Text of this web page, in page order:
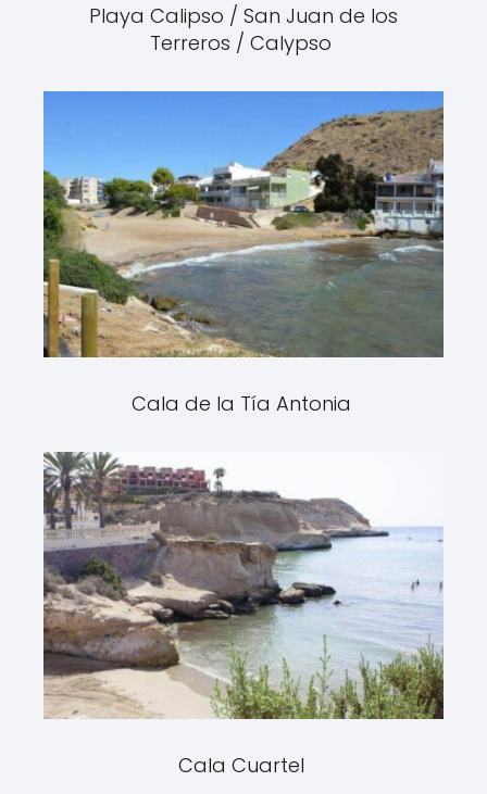
Playa Calipso / San Juan de los
Terreros / Calypso
Cala de la Tía Antonia
Cala Cuartel